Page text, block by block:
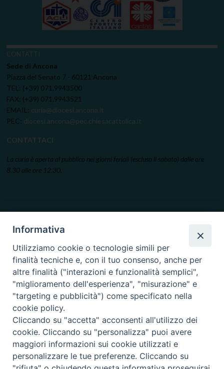
CONTATTI
Sede di Ancona
Piazza del Senato 7 - 60121 Ancona
TEL: (+39) 071.9943500
FAX: (+39) 071.9943521
EMAIL: curia@diocesi.ancona.it
PEC: diocesi.ancona@pec.chiesacattolica.it
CONTATTACI
La curia è aperta al pubblico nei giorni feriali (escluso il sabato) dalle ore
8.30 alle ore 12.30.
Informativa
Utilizziamo cookie o tecnologie simili per
finalità tecniche e, con il tuo consenso, anche per
altre finalità ("interazioni e funzionalità semplici",
"miglioramento dell'esperienza", "misurazione" e
"targeting e pubblicità") come specificato nella
cookie policy.
Cliccando su "accetta" acconsenti all'utilizzo dei
cookie. Cliccando su "personalizza" puoi avere
maggiori informazioni sui cookie utilizzati e
personalizzare le tue preferenze. Cliccando su